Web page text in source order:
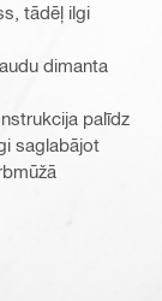
tādēļ ilgi
dimanta
palīdz
saglabājot